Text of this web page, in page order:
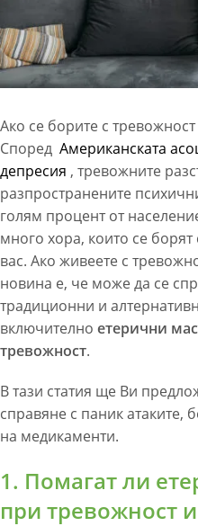
Ако се борите с
Според Американската
депресия , тревожните
разпространените
голям процент от
много хора, които се
вас. Ако живеете с
новина е, че може да се
традиционни и
включително етерични
тревожност.
В тази статия ще Ви
справяне с паник атаките,
на медикаменти.
1. Помагат ли
при тревожност